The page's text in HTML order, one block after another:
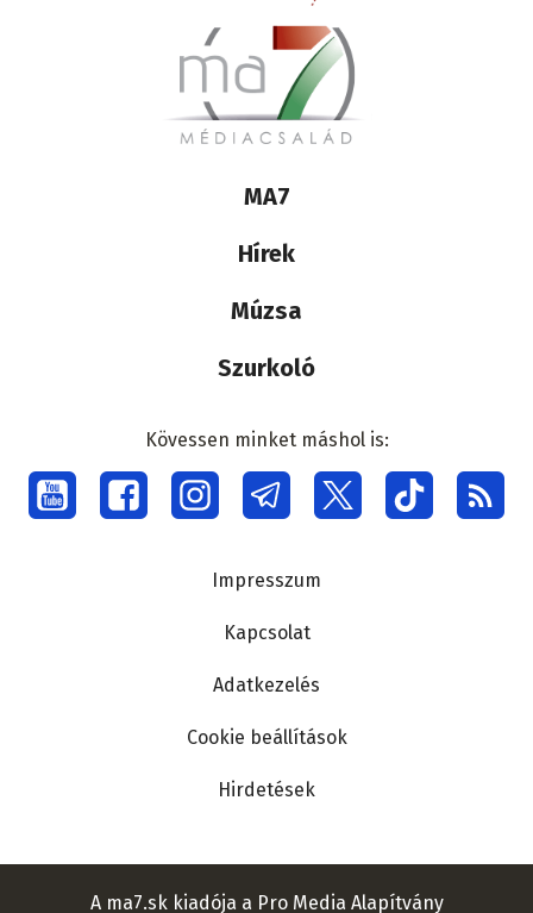
Lábléc
médiacsalád
MA7
Hírek
Múzsa
Szurkoló
Social
menu
Kövessen minket máshol is:
Impresszum
Kapcsolat
Adatkezelés
Cookie beállítások
Hirdetések
A ma7.sk kiadója a Pro Media Alapítvány